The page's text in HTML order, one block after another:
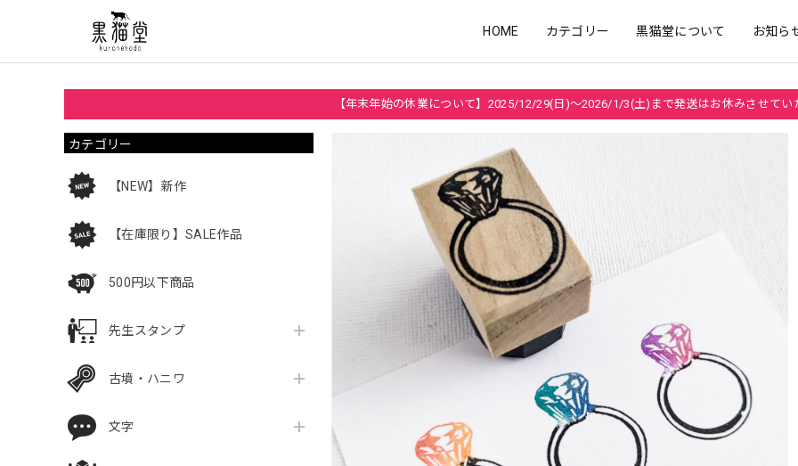
HOME カテゴリー 黒猫堂について お知ら
【年末年始の休業について】2025/12/29(日)～2026/1/3(土)まで発送はお休みさせてい
カテゴリー
【NEW】新作
【在庫限り】SALE作品
500円以下商品
先生スタンプ
古墳・ハニワ
文字